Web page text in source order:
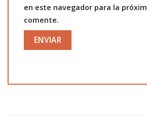
en este navegador para la
comente.